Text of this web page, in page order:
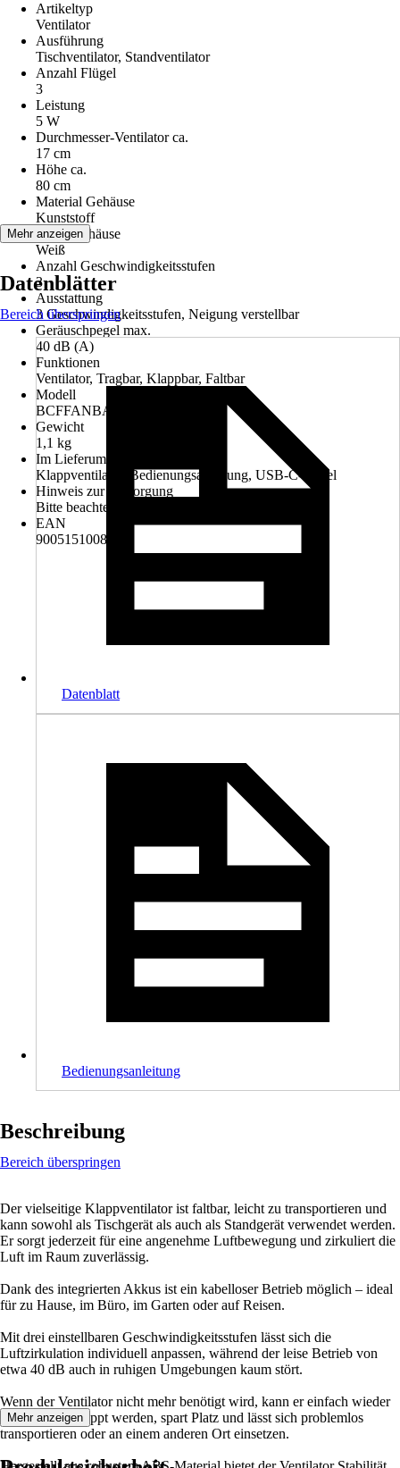
Artikeltyp
Ventilator
Ausführung
Tischventilator, Standventilator
Anzahl Flügel
3
Leistung
5 W
Durchmesser-Ventilator ca.
17 cm
Höhe ca.
80 cm
Material Gehäuse
Kunststoff
Farbe Gehäuse
Weiß
Anzahl Geschwindigkeitsstufen
3
Ausstattung
3 Geschwindigkeitsstufen, Neigung verstellbar
Geräuschpegel max.
40 dB (A)
Funktionen
Ventilator, Tragbar, Klappbar, Faltbar
Modell
BCFFANBAT2601
Gewicht
1,1 kg
Im Lieferumfang enthalten
Klappventilator, Bedienungsanleitung, USB-C-Kabel
Hinweis zur Entsorgung
Bitte beachte die Hinweise zur Entsorgung
EAN
9005151008890
Mehr anzeigen
Datenblätter
Bereich überspringen
Datenblatt
Bedienungsanleitung
Beschreibung
Bereich überspringen
Der vielseitige Klappventilator ist faltbar, leicht zu transportieren und
kann sowohl als Tischgerät als auch als Standgerät verwendet werden.
Er sorgt jederzeit für eine angenehme Luftbewegung und zirkuliert die
Luft im Raum zuverlässig.
Dank des integrierten Akkus ist ein kabelloser Betrieb möglich – ideal
für zu Hause, im Büro, im Garten oder auf Reisen.
Mit drei einstellbaren Geschwindigkeitsstufen lässt sich die
Luftzirkulation individuell anpassen, während der leise Betrieb von
etwa 40 dB auch in ruhigen Umgebungen kaum stört.
Wenn der Ventilator nicht mehr benötigt wird, kann er einfach wieder
zusammengeklappt werden, spart Platz und lässt sich problemlos
transportieren oder an einem anderen Ort einsetzen.
Mehr anzeigen